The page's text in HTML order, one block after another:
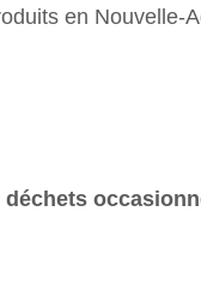
en Nouvelle-